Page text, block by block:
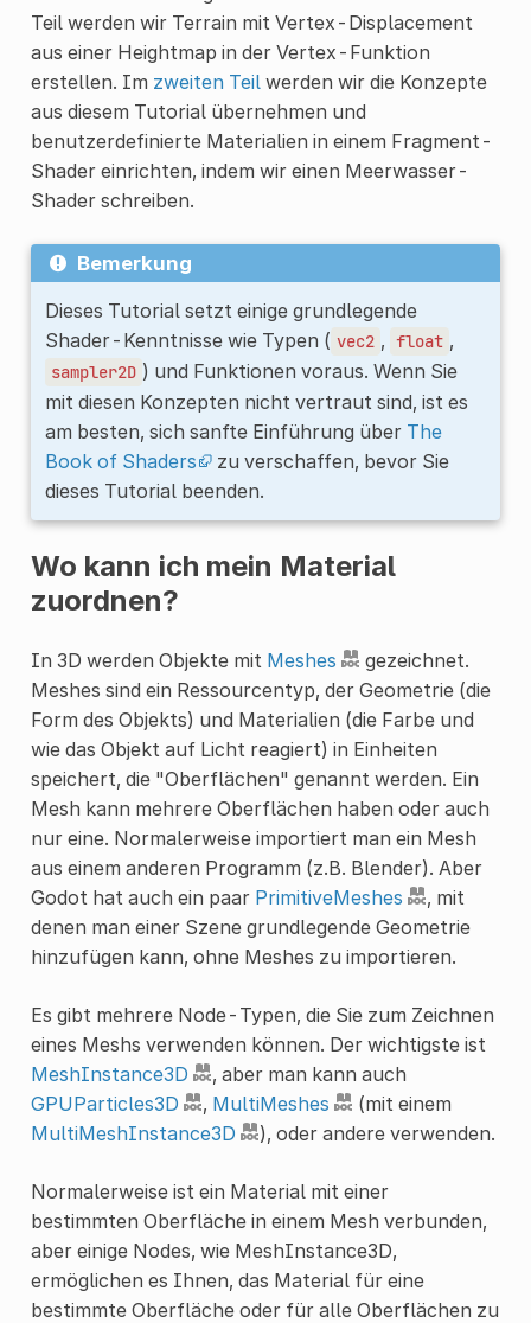
Teil werden wir Terrain mit Vertex-Displacement
aus einer Heightmap in der Vertex-Funktion
erstellen. Im zweiten Teilwerden wir die Konzepte
aus diesem Tutorial übernehmen und
benutzerdefinierte Materialien in einem Fragment-
Shader einrichten, indem wir einen Meerwasser-
Shader schreiben.
Bemerkung
Dieses Tutorial setzt einige grundlegende
Shader-Kenntnisse wie Typen ( vec2 , float ,
sampler2D ) und Funktionen voraus. Wenn Sie
mit diesen Konzepten nicht vertraut sind, ist es
am besten, sich sanfte Einführung über The
Book of Shaders
zu verschaffen, bevor Sie
dieses Tutorial beenden.
Wo kann ich mein Material
zuordnen?
In 3D werden Objekte mit Meshes
gezeichnet.
Meshes sind ein Ressourcentyp, der Geometrie (die
Form des Objekts) und Materialien (die Farbe und
wie das Objekt auf Licht reagiert) in Einheiten
speichert, die "Oberflächen" genannt werden. Ein
Mesh kann mehrere Oberflächen haben oder auch
nur eine. Normalerweise importiert man ein Mesh
aus einem anderen Programm (z.B. Blender). Aber
Godot hat auch ein paar PrimitiveMeshes
, mit
denen man einer Szene grundlegende Geometrie
hinzufügen kann, ohne Meshes zu importieren.
Es gibt mehrere Node-Typen, die Sie zum Zeichnen
eines Meshs verwenden können. Der wichtigste ist
MeshInstance3D
, aber man kann auch
GPUParticles3D
, MultiMeshes
(mit einem
MultiMeshInstance3D
), oder andere verwenden.
Normalerweise ist ein Material mit einer
bestimmten Oberfläche in einem Mesh verbunden,
aber einige Nodes, wie MeshInstance3D,
ermöglichen es Ihnen, das Material für eine
bestimmte Oberfläche oder für alle Oberflächen zu